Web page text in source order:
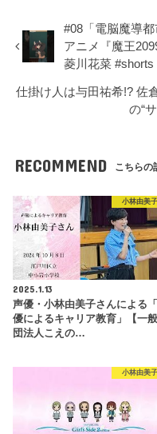
#08「電脳魔導
アニメ『魔王
菱川花菜 #shorts
仕掛け人は与田祐希!? 佐
の“
RECOMMEND こちらの
小林由美子
2025.1.13
声優・小林由美子さんによる
優によるキャリア教育」【一
団法人こえの…
小林由美子